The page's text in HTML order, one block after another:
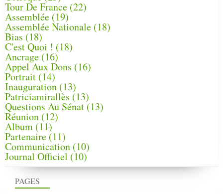
PAGES
Tour De France (22)
Assemblée (19)
Assemblée Nationale (18)
Bias (18)
C'est Quoi ! (18)
Ancrage (16)
Appel Aux Dons (16)
Portrait (14)
Inauguration (13)
Patriciamirallès (13)
Questions Au Sénat(13)
Réunion (12)
Album (11)
Partenaire(11)
Communication (10)
Journal Officiel (10)